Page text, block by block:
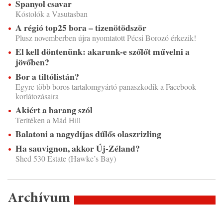
Spanyol csavar
Kóstolók a Vasutasban
A régió top25 bora – tizenötödször
Plusz novemberben újra nyomtatott Pécsi Borozó érkezik!
El kell döntenünk: akarunk-e szőlőt művelni a
jövőben?
Bor a tiltólistán?
Egyre több boros tartalomgyártó panaszkodik a Facebook
korlátozásaira
Akiért a harang szól
Terítéken a Mád Hill
Balatoni a nagydíjas dűlős olaszrizling
Ha sauvignon, akkor Új-Zéland?
Shed 530 Estate (Hawke’s Bay)
Archívum